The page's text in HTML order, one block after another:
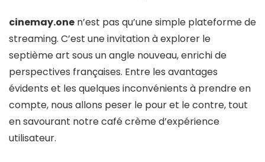
cinemay.one n’est pas qu’une simple plateforme de
streaming. C’est une invitation à explorer le
septième art sous un angle nouveau, enrichi de
perspectives françaises. Entre les avantages
évidents et les quelques inconvénients à prendre en
compte, nous allons peser le pour et le contre, tout
en savourant notre café crème d’expérience
utilisateur.